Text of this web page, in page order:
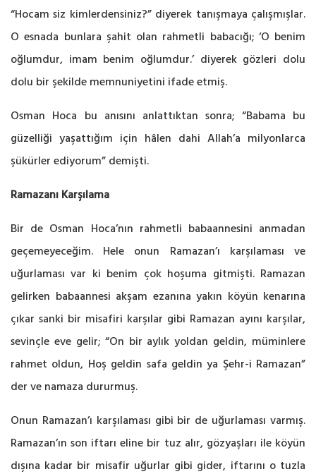
“Hocam siz kimlerdensiniz?” diyerek tanışmaya çalışmışlar.
O esnada bunlara şahit olan rahmetli babacığı; ‘O benim
oğlumdur, imam benim oğlumdur.’ diyerek gözleri dolu
dolu bir şekilde memnuniyetini ifade etmiş.
Osman Hoca bu anısını anlattıktan sonra; “Babama bu
güzelliği yaşattığım için hâlen dahi Allah’a milyonlarca
şükürler ediyorum” demişti.
Ramazanı Karşılama
Bir de Osman Hoca’nın rahmetli babaannesini anmadan
geçemeyeceğim. Hele onun Ramazan’ı karşılaması ve
uğurlaması var ki benim çok hoşuma gitmişti. Ramazan
gelirken babaannesi akşam ezanına yakın köyün kenarına
çıkar sanki bir misafiri karşılar gibi Ramazan ayını karşılar,
sevinçle eve gelir; “On bir aylık yoldan geldin, müminlere
rahmet oldun, Hoş geldin safa geldin ya Şehr-i Ramazan”
der ve namaza dururmuş.
Onun Ramazan’ı karşılaması gibi bir de uğurlaması varmış.
Ramazan’ın son iftarı eline bir tuz alır, gözyaşları ile köyün
dışına kadar bir misafir uğurlar gibi gider, iftarını o tuzla